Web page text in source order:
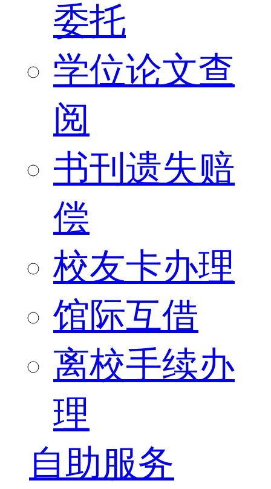
委托
学位论文查
阅
书刊遗失赔
偿
校友卡办理
馆际互借
离校手续办
理
自助服务